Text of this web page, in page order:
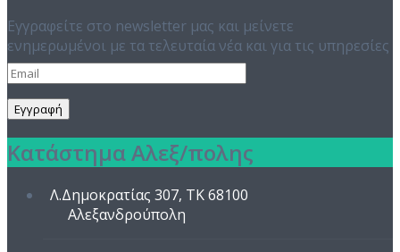
Εγγραφείτε στο newsletter μας και μείνετε
ενημερωμένοι με τα τελευταία νέα και για τις υπηρεσίες
μας
Κατάστημα Αλεξ/πολης
Λ.Δημοκρατίας 307, TK 68100
Αλεξανδρούπολη